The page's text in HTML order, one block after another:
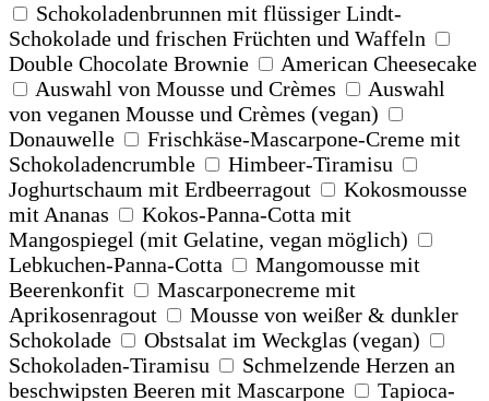
Schokoladenbrunnen mit flüssiger Lindt-
Schokolade und frischen Früchten und Waffeln
Double Chocolate Brownie
American Cheesecake
Auswahl von Mousse und Crèmes
Auswahl
von veganen Mousse und Crèmes (vegan)
Donauwelle
Frischkäse-Mascarpone-Creme mit
Schokoladencrumble
Himbeer-Tiramisu
Joghurtschaum mit Erdbeerragout
Kokosmousse
mit Ananas
Kokos-Panna-Cotta mit
Mangospiegel (mit Gelatine, vegan möglich)
Lebkuchen-Panna-Cotta
Mangomousse mit
Beerenkonfit
Mascarponecreme mit
Aprikosenragout
Mousse von weißer & dunkler
Schokolade
Obstsalat im Weckglas (vegan)
Schokoladen-Tiramisu
Schmelzende Herzen an
beschwipsten Beeren mit Mascarpone
Tapioca-